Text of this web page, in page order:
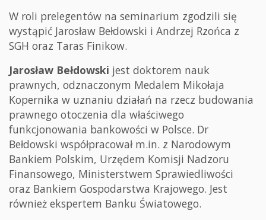
W roli prelegentów na seminarium zgodzili się
wystąpić Jarosław Bełdowski i Andrzej Rzońca z
SGH oraz Taras Finikow.
Jarosław Bełdowski jest doktorem nauk
prawnych, odznaczonym Medalem Mikołaja
Kopernika w uznaniu działań na rzecz budowania
prawnego otoczenia dla właściwego
funkcjonowania bankowości w Polsce. Dr
Bełdowski współpracował m.in. z Narodowym
Bankiem Polskim, Urzędem Komisji Nadzoru
Finansowego, Ministerstwem Sprawiedliwości
oraz Bankiem Gospodarstwa Krajowego. Jest
również ekspertem Banku Światowego.